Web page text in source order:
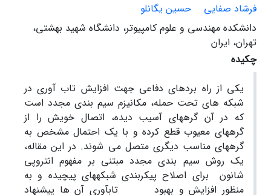
فرشاد صفایی
حسین یگانلو
دانشکده مهندسی و علوم کامپیوتر، دانشگاه شهید بهشتی،
تهران، ایران
چکیده
یکی از راه بردهای دفاعی جهت افزایش تاب آوری در
شبکه های تحت حمله، مکانیزم سیم بندی مجدد است
که در آن گرههای آسیب دیده، اتصال خویش را از
گرههای معیوب قطع کرده و با یک احتمال مشخص به
گرههای مناسب دیگری متصل می شوند. در این مقاله،
یک روش سیم بندی مجدد مبتنی بر مفهوم انتروپی
شانون برای اصلاح پیکربندی شبکههای پیچیده و به
منظور افزایش و بهبود تابآوری آن ها پیشنهاد